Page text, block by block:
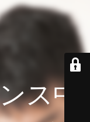
ス中